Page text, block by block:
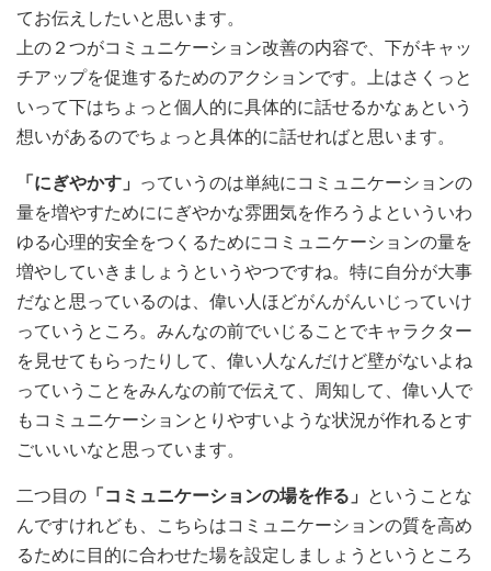
てお伝えしたいと思います。
上の２つがコミュニケーション改善の内容で、下がキャッ
チアップを促進するためのアクションです。上はさくっと
いって下はちょっと個人的に具体的に話せるかなぁという
想いがあるのでちょっと具体的に話せればと思います。
「にぎやかす」 っていうのは単純にコミュニケーションの
量を増やすためににぎやかな雰囲気を作ろうよといういわ
ゆる心理的安全をつくるためにコミュニケーションの量を
増やしていきましょうというやつですね。特に自分が大事
だなと思っているのは、偉い人ほどがんがんいじっていけ
っていうところ。みんなの前でいじることでキャラクター
を見せてもらったりして、偉い人なんだけど壁がないよね
っていうことをみんなの前で伝えて、周知して、偉い人で
もコミュニケーションとりやすいような状況が作れるとす
ごいいいなと思っています。
二つ目の 「コミュニケーションの場を作る」 ということな
んですけれども、こちらはコミュニケーションの質を高め
るために目的に合わせた場を設定しましょうというところ